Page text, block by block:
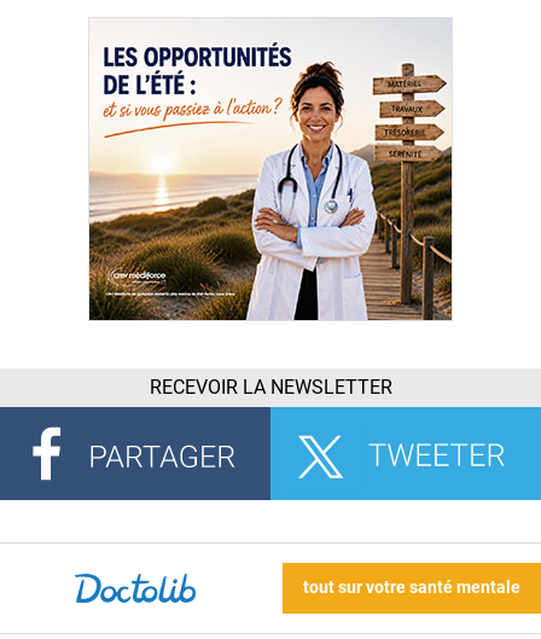
RECEVOIR LA NEWSLETTER
tout sur votre santé mentale